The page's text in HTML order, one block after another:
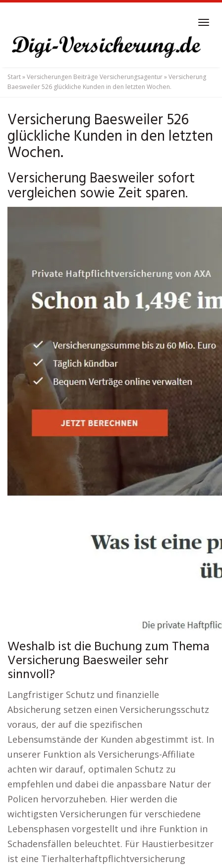
main
content
Start»Versicherungen Beiträge Versicherungsagentur»Versicherung
Baesweiler 526 glückliche Kunden in den letzten Wochen.
Versicherung Baesweiler 526
glückliche Kunden in den letzten
Wochen.
Versicherung Baesweiler sofort
vergleichen sowie Zeit sparen.
Weshalb ist die Buchung zum Thema
Versicherung Baesweiler sehr
sinnvoll?
Langfristiger Schutz und finanzielle
Absicherung setzen einen Versicherungsschutz
voraus, der auf die spezifischen
Lebensumstände der Kunden abgestimmt ist. In
unserer Funktion als Versicherungs-Affiliate
achten wir darauf, optimalen Schutz zu
empfehlen und dabei die anpassbare Natur der
Policen hervorzuheben. Hier werden die
wichtigsten Versicherungen für verschiedene
Lebensphasen vorgestellt und ihre Funktion in
Schadensfällen beleuchtet. Für Haustierbesitzer
ist eine Tierhalterhaftpflichtversicherung